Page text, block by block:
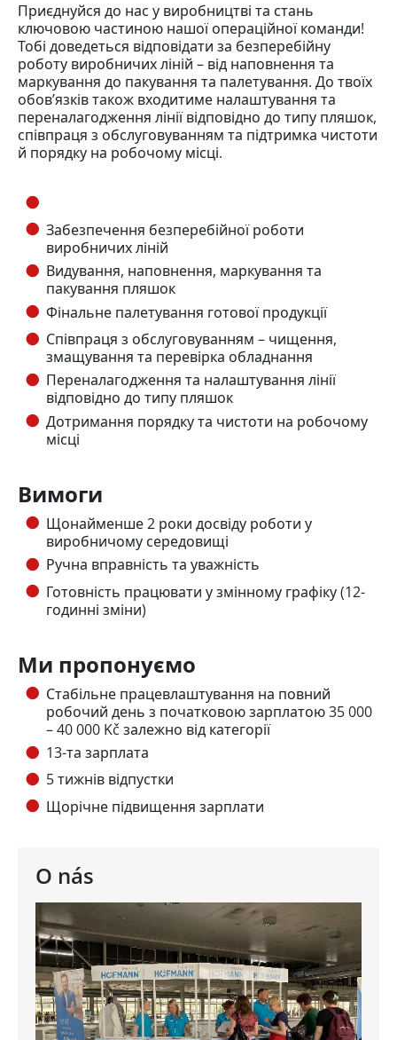
O nás
Приєднуйся до нас у виробництві та стань
ключовою частиною нашої операційної команди!
Тобі доведеться відповідати за безперебійну
роботу виробничих ліній – від наповнення та
маркування до пакування та палетування. До твоїх
обов’язків також входитиме налаштування та
переналагодження лінії відповідно до типу пляшок,
співпраця з обслуговуванням та підтримка чистоти
й порядку на робочому місці.
Забезпечення безперебійної роботи
виробничих ліній
Видування, наповнення, маркування та
пакування пляшок
Фінальне палетування готової продукції
Співпраця з обслуговуванням – чищення,
змащування та перевірка обладнання
Переналагодження та налаштування лінії
відповідно до типу пляшок
Дотримання порядку та чистоти на робочому
місці
Вимоги
Щонайменше 2 роки досвіду роботи у
виробничому середовищі
Ручна вправність та уважність
Готовність працювати у змінному графіку (12-
годинні зміни)
Ми пропонуємо
Стабільне працевлаштування на повний
робочий день з початковою зарплатою 35 000
– 40 000 Kč залежно від категорії
13-та зарплата
5 тижнів відпустки
Щорічне підвищення зарплати